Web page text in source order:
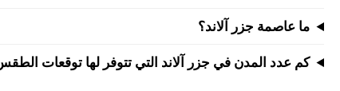
ما عاصمة جزر آلاند؟
كم عدد المدن في جزر آلاند التي تتوفر لها توقعات